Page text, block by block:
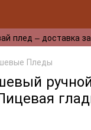
плед – доставка
Пледы